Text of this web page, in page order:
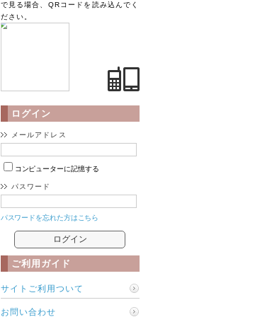
で見る場合、QRコードを読み込んでく
ださい。
ログイン
メールアドレス
コンピューターに記憶する
パスワード
パスワードを忘れた方はこちら
ご利用ガイド
サイトご利用ついて
お問い合わせ